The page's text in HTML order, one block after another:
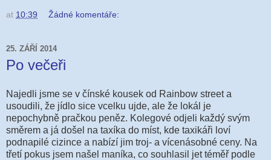
at 10:39 Žádné komentáře:
25. ZÁŘÍ 2014
Po večeři
Najedli jsme se v čínské kousek od Rainbow street a
usoudili, že jídlo sice vcelku ujde, ale že lokál je
nepochybně pračkou peněz. Kolegové odjeli každý svým
směrem a já došel na taxíka do míst, kde taxikáři loví
podnapilé cizince a nabízí jim troj- a vícenásobné ceny. Na
třetí pokus jsem našel maníka, co souhlasil jet téměř podle